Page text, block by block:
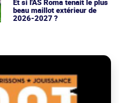
Et si l'AS Roma tenait le plus
beau maillot extérieur de
2026-2027 ?